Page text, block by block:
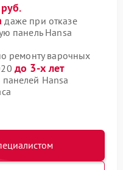
даже при отказе
панель Hansa
ремонту варочных
до 3-х лет
Hansa